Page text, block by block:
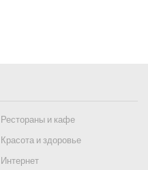
Рестораны и кафе
Красота и здоровье
Интернет